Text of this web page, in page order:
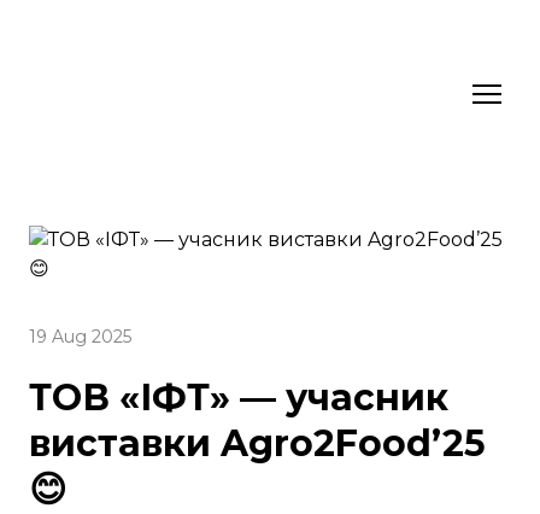
19 Aug 2025
ТОВ «ІФТ» — учасник
виставки Agro2Food’25
😊